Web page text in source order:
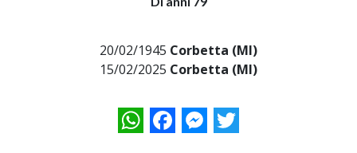
20/02/1945 Corbetta (MI)
15/02/2025 Corbetta (MI)
WhatsAppFacebookMessenger
Twitter